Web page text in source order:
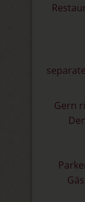
Gern